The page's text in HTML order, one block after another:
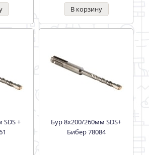
Бур 8х200/260мм SDS+
Бибер 78084